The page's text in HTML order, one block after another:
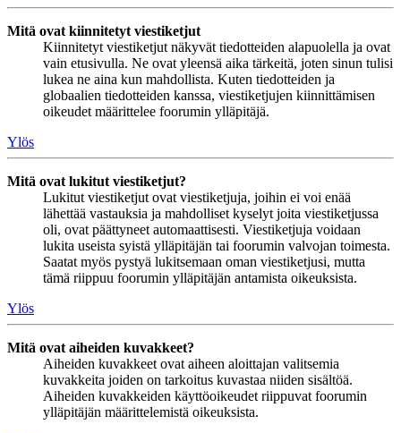
Mitä ovat kiinnitetyt viestiketjut
Kiinnitetyt viestiketjut näkyvät tiedotteiden alapuolella ja ovat
vain etusivulla. Ne ovat yleensä aika tärkeitä, joten sinun tulisi
lukea ne aina kun mahdollista. Kuten tiedotteiden ja
globaalien tiedotteiden kanssa, viestiketjujen kiinnittämisen
oikeudet määrittelee foorumin ylläpitäjä.
Ylös
Mitä ovat lukitut viestiketjut?
Lukitut viestiketjut ovat viestiketjuja, joihin ei voi enää
lähettää vastauksia ja mahdolliset kyselyt joita viestiketjussa
oli, ovat päättyneet automaattisesti. Viestiketjuja voidaan
lukita useista syistä ylläpitäjän tai foorumin valvojan toimesta.
Saatat myös pystyä lukitsemaan oman viestiketjusi, mutta
tämä riippuu foorumin ylläpitäjän antamista oikeuksista.
Ylös
Mitä ovat aiheiden kuvakkeet?
Aiheiden kuvakkeet ovat aiheen aloittajan valitsemia
kuvakkeita joiden on tarkoitus kuvastaa niiden sisältöä.
Aiheiden kuvakkeiden käyttöoikeudet riippuvat foorumin
ylläpitäjän määrittelemistä oikeuksista.